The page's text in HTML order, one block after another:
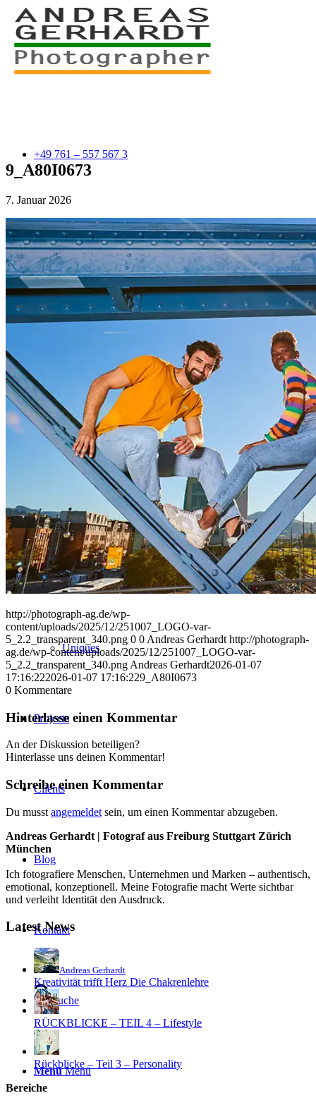
+49 761 – 557 567 3
myStory
Portfolio
Lifestyle
Corporate
Sports
Uniques
Projects
Clients
Blog
Kontakt
Suche
Menü Menü
9_A80I0673
7. Januar 2026
http://photograph-ag.de/wp-
content/uploads/2025/12/251007_LOGO-var-
5_2.2_transparent_340.png 0 0 Andreas Gerhardt http://photograph-
ag.de/wp-content/uploads/2025/12/251007_LOGO-var-
5_2.2_transparent_340.png Andreas Gerhardt2026-01-07
17:16:222026-01-07 17:16:229_A80I0673
0 Kommentare
Hinterlasse einen Kommentar
An der Diskussion beteiligen?
Hinterlasse uns deinen Kommentar!
Schreibe einen Kommentar
Du musst angemeldet sein, um einen Kommentar abzugeben.
Andreas Gerhardt | Fotograf aus Freiburg Stuttgart Zürich
München
Ich fotografiere Menschen, Unternehmen und Marken – authentisch,
emotional, konzeptionell. Meine Fotografie macht Werte sichtbar
und verleiht Identität den Ausdruck.
Latest News
Andreas Gerhardt
Kreativität trifft Herz Die Chakrenlehre
RÜCKBLICKE – TEIL 4 – Lifestyle
Rückblicke – Teil 3 – Personality
Bereiche